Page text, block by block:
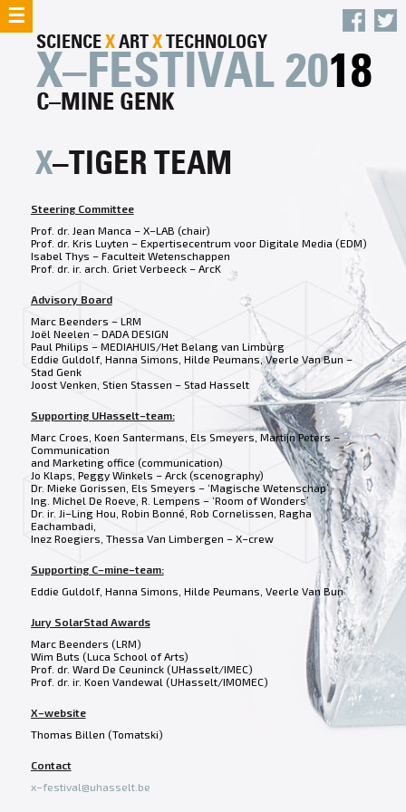
☰
SCIENCEXARTXTECHNOLOGY
X–FESTIVAL 2018
C–MINE GENK
X–TIGER TEAM
Steering Committee
Prof. dr. Jean Manca – X–LAB (chair)
Prof. dr. Kris Luyten – Expertisecentrum voor Digitale Media (EDM)
Isabel Thys – Faculteit Wetenschappen
Prof. dr. ir. arch. Griet Verbeeck – ArcK
Advisory Board
Marc Beenders – LRM
Joël Neelen – DADA DESIGN
Paul Philips – MEDIAHUIS/Het Belang van Limburg
Eddie Guldolf, Hanna Simons, Hilde Peumans, Veerle Van Bun –
Stad Genk
Joost Venken, Stien Stassen – Stad Hasselt
Supporting UHasselt–team:
Marc Croes, Koen Santermans, Els Smeyers, Martijn Peters –
Communication
and Marketing office (communication)
Jo Klaps, Peggy Winkels – Arck (scenography)
Dr. Mieke Gorissen, Els Smeyers – ‘Magische Wetenschap’
Ing. Michel De Roeve, R. Lempens – ‘Room of Wonders’
Dr. ir. Ji–Ling Hou, Robin Bonné, Rob Cornelissen, Ragha
Eachambadi,
Inez Roegiers, Thessa Van Limbergen – X–crew
Supporting C–mine–team:
Eddie Guldolf, Hanna Simons, Hilde Peumans, Veerle Van Bun
Jury SolarStad Awards
Marc Beenders (LRM)
Wim Buts (Luca School of Arts)
Prof. dr. Ward De Ceuninck (UHasselt/IMEC)
Prof. dr. ir. Koen Vandewal (UHasselt/IMOMEC)
X–website
Thomas Billen (Tomatski)
Contact
x–festival@uhasselt.be